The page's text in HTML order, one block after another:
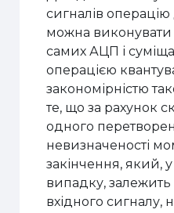
сигналів операцію
можна
самих АЦП і
операцією
закономірністю
те, що за рахунок
одного
невизначеності
закінчення, який,
випадку, залежить
вхідного сигналу,